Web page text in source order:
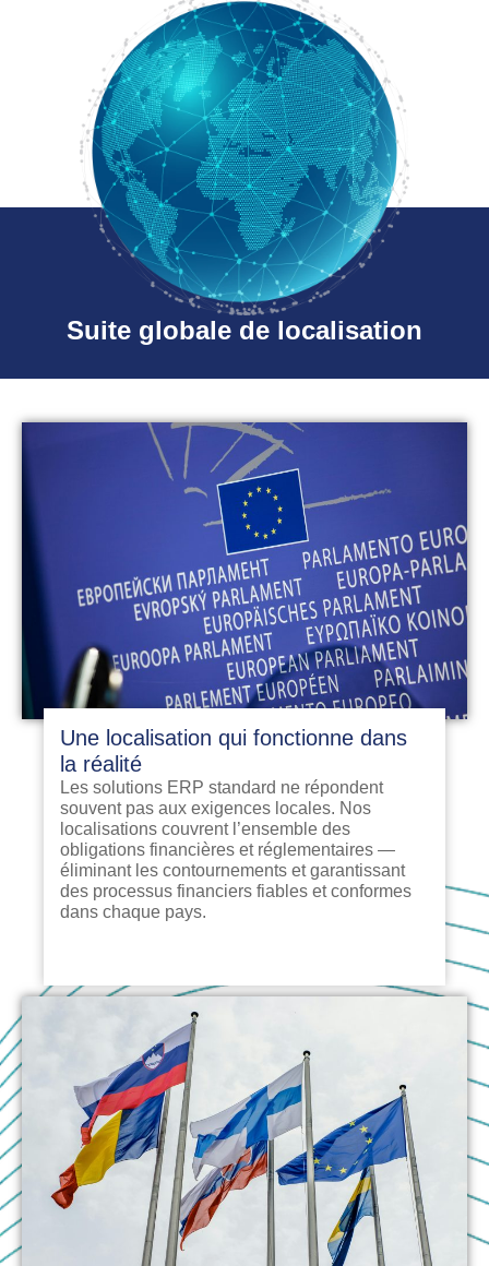
Suite globale de localisation
Une localisation qui fonctionne dans
la réalité
Les solutions ERP standard ne répondent
souvent pas aux exigences locales. Nos
localisations couvrent l’ensemble des
obligations financières et réglementaires —
éliminant les contournements et garantissant
des processus financiers fiables et conformes
dans chaque pays.